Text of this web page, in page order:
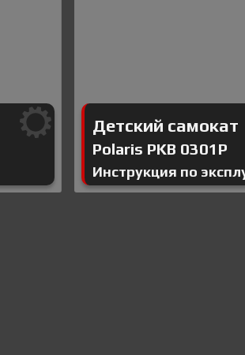
Детский самокат
Polaris PKB 0301P
Инструкция по